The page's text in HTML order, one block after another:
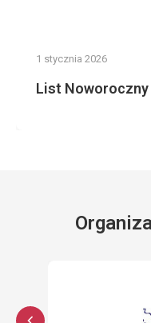
1 stycznia 2026
List Noworoczny